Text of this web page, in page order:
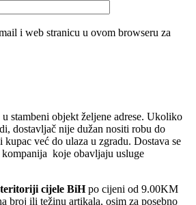
i web stranicu u ovom browseru za
stambeni objekt željene adrese. Ukoliko
dostavljač nije dužan nositi robu do
kupac već do ulaza u zgradu. Dostava se
koje obavljaju usluge
teritoriji cijele BiHpo cijeni od 9.00KM
broj ili težinu artikala, osim za posebno